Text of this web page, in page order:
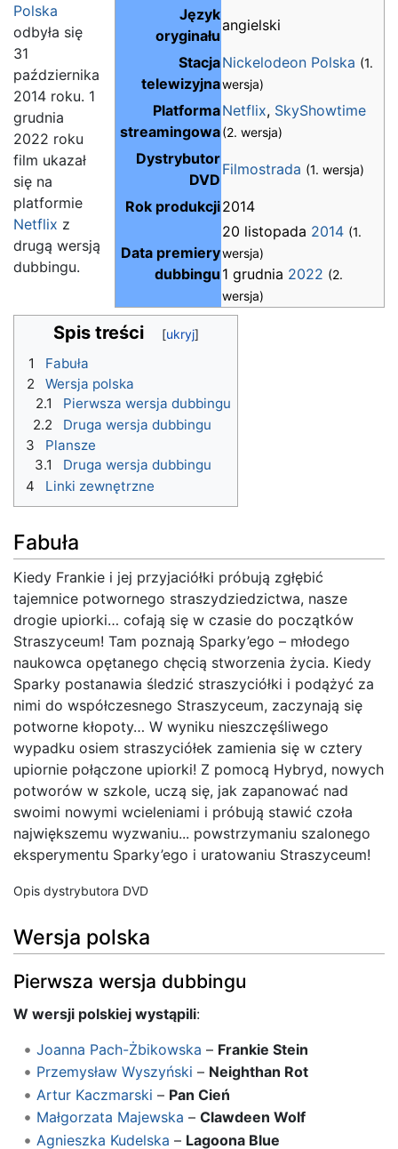
Język
oryginału
angielski
Stacja
telewizyjna
Nickelodeon Polska (1.
wersja)
Platforma
streamingowa
Netflix, SkyShowtime
(2. wersja)
Dystrybutor
DVD
Filmostrada (1. wersja)
Rok produkcji2014
Data premiery
dubbingu
20 listopada 2014 (1.
wersja)
1 grudnia 2022 (2.
wersja)
Polska
odbyła się
31
października
2014 roku. 1
grudnia
2022 roku
film ukazał
się na
platformie
Netflix z
drugą wersją
dubbingu.
Spis treści
1
Fabuła
2
Wersja polska
2.1
Pierwsza wersja dubbingu
2.2
Druga wersja dubbingu
3
Plansze
3.1
Druga wersja dubbingu
4
Linki zewnętrzne
Fabuła
Kiedy Frankie i jej przyjaciółki próbują zgłębić
tajemnice potwornego straszydziedzictwa, nasze
drogie upiorki… cofają się w czasie do początków
Straszyceum! Tam poznają Sparky’ego – młodego
naukowca opętanego chęcią stworzenia życia. Kiedy
Sparky postanawia śledzić straszyciółki i podążyć za
nimi do współczesnego Straszyceum, zaczynają się
potworne kłopoty… W wyniku nieszczęśliwego
wypadku osiem straszyciółek zamienia się w cztery
upiornie połączone upiorki! Z pomocą Hybryd, nowych
potworów w szkole, uczą się, jak zapanować nad
swoimi nowymi wcieleniami i próbują stawić czoła
największemu wyzwaniu... powstrzymaniu szalonego
eksperymentu Sparky’ego i uratowaniu Straszyceum!
Opis dystrybutora DVD
Wersja polska
Pierwsza wersja dubbingu
W wersji polskiej wystąpili:
Joanna Pach-Żbikowska – Frankie Stein
Przemysław Wyszyński – Neighthan Rot
Artur Kaczmarski – Pan Cień
Małgorzata Majewska – Clawdeen Wolf
Agnieszka Kudelska – Lagoona Blue